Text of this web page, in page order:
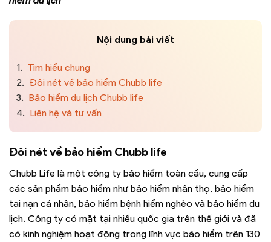
Nội dung bài viết
1. Tìm hiểu chung
2. Đôi nét về bảo hiểm Chubb life
3. Bảo hiểm du lịch Chubb life
4. Liên hệ và tư vấn
Đôi nét về bảo hiểm Chubb life
Chubb Life là một công ty bảo hiểm toàn cầu, cung cấp
các sản phẩm bảo hiểm như bảo hiểm nhân thọ, bảo hiểm
tai nạn cá nhân, bảo hiểm bệnh hiểm nghèo và bảo hiểm du
lịch. Công ty có mặt tại nhiều quốc gia trên thế giới và đã
có kinh nghiệm hoạt động trong lĩnh vực bảo hiểm trên 130